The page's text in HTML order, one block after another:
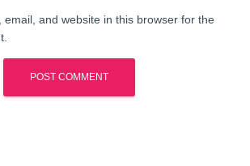
email, and website in this browser for the